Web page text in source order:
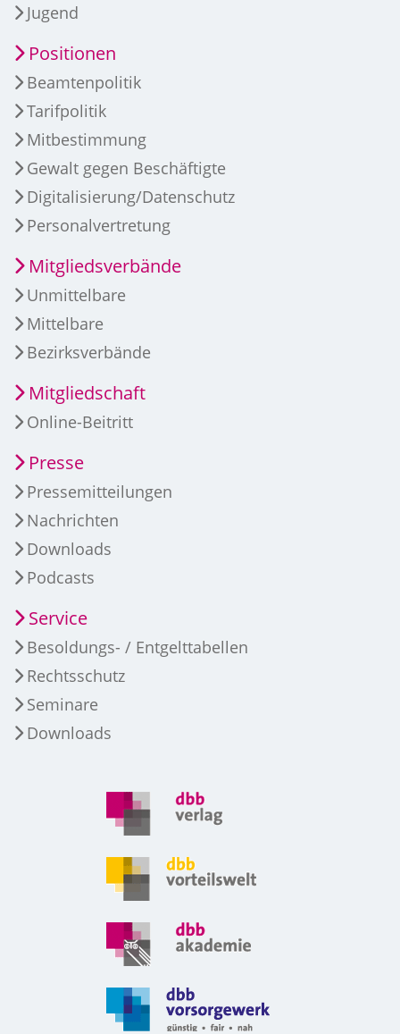
Jugend
Positionen
Beamtenpolitik
Tarifpolitik
Mitbestimmung
Gewalt gegen Beschäftigte
Digitalisierung/Datenschutz
Personalvertretung
Mitgliedsverbände
Unmittelbare
Mittelbare
Bezirksverbände
Mitgliedschaft
Online-Beitritt
Presse
Pressemitteilungen
Nachrichten
Downloads
Podcasts
Service
Besoldungs- / Entgelttabellen
Rechtsschutz
Seminare
Downloads